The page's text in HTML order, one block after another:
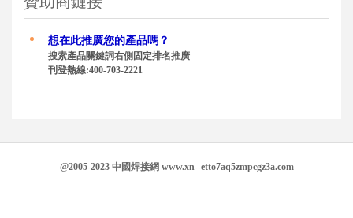
想在此推廣您的產品嗎？
搜索產品關鍵詞右側固定排名推廣
刊登熱線:400-703-2221
@2005-2023 中國焊接網 www.xn--etto7aq5zmpcgz3a.com